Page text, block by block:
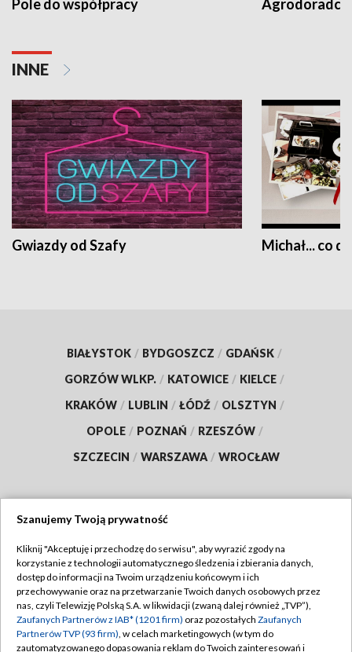
Pole do współpracy Agrodoradcy
INNE
Gwiazdy od Szafy Michał... co
BIAŁYSTOK / BYDGOSZCZ / GDAŃSK /
GORZÓW WLKP. / KATOWICE / KIELCE /
KRAKÓW / LUBLIN / ŁÓDŹ / OLSZTYN /
OPOLE / POZNAŃ / RZESZÓW /
SZCZECIN / WARSZAWA / WROCŁAW
TVP
Abonament TVP
Emisja w TVP
Centrum informacji TVP
Regulamin TVP
Polityka prywatności
Moje zgody
Szanujemy Twoją prywatność
Kliknij "Akceptuję i przechodzę do serwisu", aby wyrazić zgody na
korzystanie z technologii automatycznego śledzenia i zbierania danych,
dostęp do informacji na Twoim urządzeniu końcowym i ich
przechowywanie oraz na przetwarzanie Twoich danych osobowych przez
nas, czyli Telewizję Polską S.A. w likwidacji (zwaną dalej również „TVP”),
Zaufanych Partnerów z IAB* (1201 firm) oraz pozostałych Zaufanych
Partnerów TVP (93 firm), w celach marketingowych (w tym do
zautomatyzowanego dopasowania reklam do Twoich zainteresowań i